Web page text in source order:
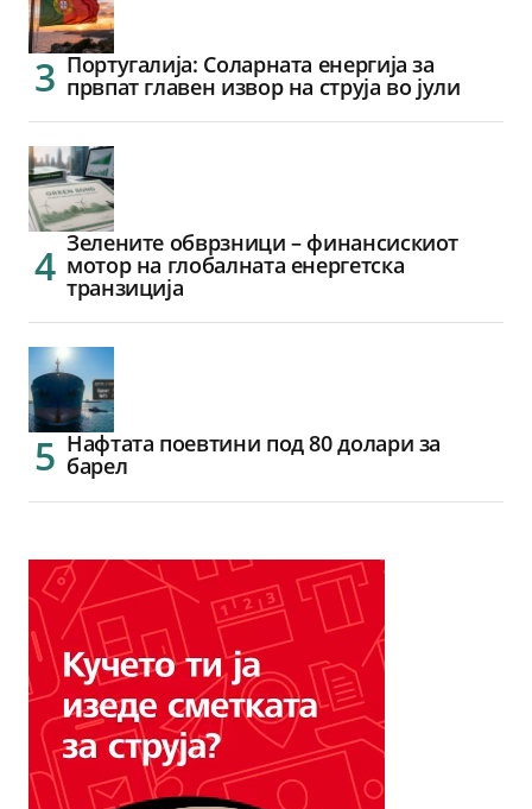
Португалија: Соларната енергија за
првпат главен извор на струја во јули
Зелените обврзници – финансискиот
мотор на глобалната енергетска
транзиција
Нафтата поевтини под 80 долари за
барел